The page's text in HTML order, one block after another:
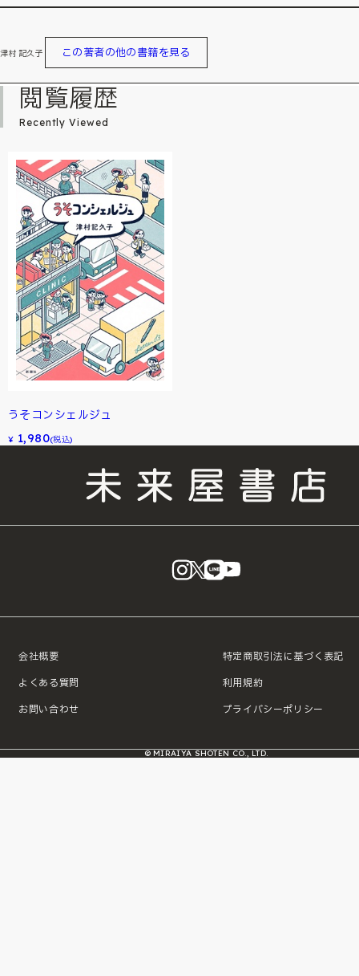
津村 記久子 この著者の他の書籍を見る
閲覧履歴
Recently Viewed
うそコンシェルジュ
¥ 1,980(税込)
instagram
X LINE
会社概要
よくある質問
お問い合わせ
特定商取引法に基づく表記
利用規約
プライバシーポリシー
© MIRAIYA SHOTEN CO., LTD.